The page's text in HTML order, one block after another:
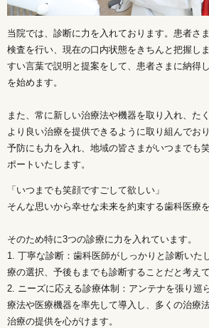
当院では、診断に力を入れております。患者さ
検査を行い、現在の口内状態をきちんと把握し
すい言葉で説明と提案をして、患者さまに納得
を始めます。
また、常に新しい治療法や機器を取り入れ、た
より良い治療を提供できるように取り組んでお
予防にも力を入れ、地域の皆さまがいつまでも
ポートいたします。
「いつまでも笑顔ですごして欲しい」
そんな思いから幸せな未来を約束する歯科医療
そのため特に3つの診療に力を入れています。
1. 丁寧な診断：歯科医師がしっかりと診断いた
療の選択、予後もまでも診断することだと考えて
2. ニーズに応える診療体制：アンテナを張り巡
療法や医療機器を率先して導入し、多くの治療
治療の提供を心がけます。